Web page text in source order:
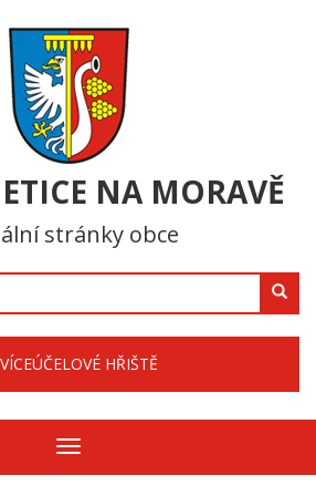
NA MORAVĚ
stránky obce
HŘIŠTĚ
Zobrazit/skrýt
navigaci